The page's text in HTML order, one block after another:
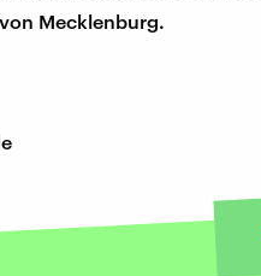
Mecklenburg.